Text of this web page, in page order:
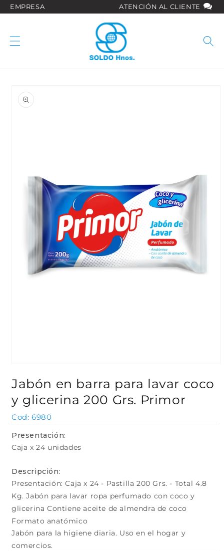
directamente
EMPRESA ATENCIÓN AL CLIENTE
información
multimedia
1
en
una
modal
Jabón en barra para lavar coco
y glicerina 200 Grs. Primor
SKU:
6980
Presentación:
Caja x 24 unidades
Descripción:
Presentación: Caja x 24 - Pastilla 200 Grs. - Total 4.8
Kg. Jabón para lavar ropa perfumado con coco y
glicerina Contiene aceite de almendra de coco
Formato anatómico
Jabón para la higiene diaria. Uso en el hogar y
comercios.